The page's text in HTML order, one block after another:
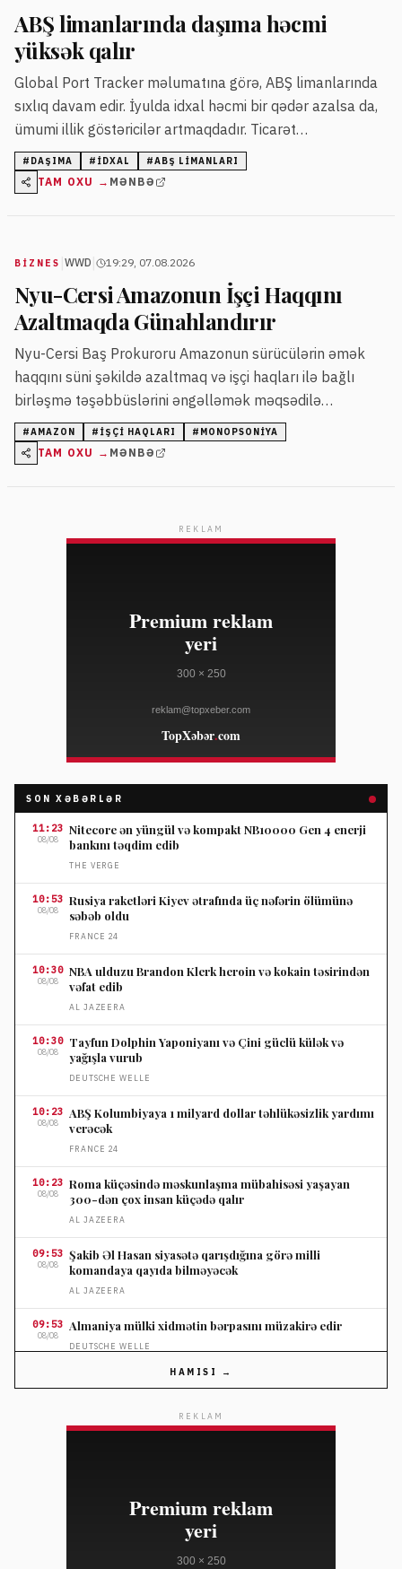
ABŞ limanlarında daşıma həcmi
yüksək qalır
Global Port Tracker məlumatına görə, ABŞ limanlarında
sıxlıq davam edir. İyulda idxal həcmi bir qədər azalsa da,
ümumi illik göstəricilər artmaqdadır. Ticarət
daşımalarının tədricən azalacağı gözlənilsə də, 2026-cı
ilin həcminin ötən ildəkindən yüksək olması
proqnozlaşdırılır.
# DAŞIMA # IDXAL #ABŞ LIMANLARI
TAM OXU → MƏNBƏ
BIZNES WWD 19:29, 07.08.2026
Nyu-Cersi Amazonun İşçi Haqqını
Azaltmaqda Günahlandırır
Nyu-Cersi Baş Prokuroru Amazonun sürücülərin əmək
haqqını süni şəkildə azaltmaq və işçi haqları ilə bağlı
birləşmə təşəbbüslərini əngəlləmək məqsədilə
monopsoniya gücündən sui-istifadə etdiyini bildirir. Şirkət
işçiləri sıx nəzarət altında saxlayır və təzyiq göstərərək
onların hüquqlarını məhdudlaşdırır.
#AMAZON # IŞÇI HAQLARI # MONOPSONIYA
TAM OXU → MƏNBƏ
REKLAM
SON XƏBƏRLƏR
11:23
08/08
Nitecore ən yüngül və kompakt NB10000 Gen 4 enerji
bankını təqdim edib
THE VERGE
10:53
08/08
Rusiya raketləri Kiyev ətrafında üç nəfərin ölümünə
səbəb oldu
FRANCE 24
10:30
08/08
NBA ulduzu Brandon Klerk heroin və kokain təsirindən
vəfat edib
AL JAZEERA
10:30
08/08
Tayfun Dolphin Yaponiyanı və Çini güclü külək və
yağışla vurub
DEUTSCHE WELLE
10:23
08/08
ABŞ Kolumbiyaya 1 milyard dollar təhlükəsizlik yardımı
verəcək
FRANCE 24
10:23
08/08
Roma küçəsində məskunlaşma mübahisəsi yaşayan
300-dən çox insan küçədə qalır
AL JAZEERA
09:53
08/08
Şakib Əl Hasan siyasətə qarışdığına görə milli
komandaya qayıda bilməyəcək
AL JAZEERA
09:53
08/08
Almaniya mülki xidmətin bərpasını müzakirə edir
DEUTSCHE WELLE
08/08
Rusiya Kiyev ətrafında hücumlarla üç nəfərin ölümünə
HAMISI →
REKLAM